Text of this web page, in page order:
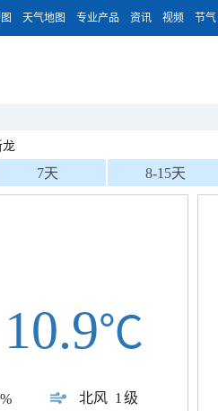
天气地图 专业产品 资讯 视频 节气
龙
7天 8-15天
北风 1级
10.9℃